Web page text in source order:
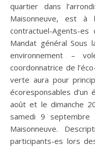
quartier dans
Maisonneuve, est
contractuel-Agents-
Mandat général Sous
environnement –
coordonnatrice de
verte aura pour
écoresponsables
août et le dimanche
samedi 9
Maisonneuve.
participants-es lors